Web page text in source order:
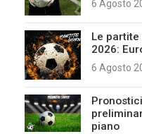
6 Agosto
Le
2026:
6 Agosto
piano